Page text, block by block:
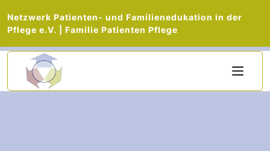
Netzwerk Patienten- und Familienedukation in der
Pflege e.V. | Familie Patienten Pflege